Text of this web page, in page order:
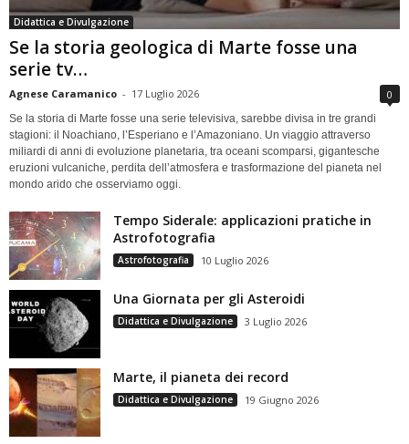
Didattica e Divulgazione
Se la storia geologica di Marte fosse una
serie tv…
Agnese Caramanico - 17 Luglio 2026 0
Se la storia di Marte fosse una serie televisiva, sarebbe divisa in tre grandi
stagioni: il Noachiano, l’Esperiano e l’Amazoniano. Un viaggio attraverso
miliardi di anni di evoluzione planetaria, tra oceani scomparsi, gigantesche
eruzioni vulcaniche, perdita dell’atmosfera e trasformazione del pianeta nel
mondo arido che osserviamo oggi.
Tempo Siderale: applicazioni pratiche in
Astrofotografia
Astrofotografia 10 Luglio 2026
Una Giornata per gli Asteroidi
Didattica e Divulgazione 3 Luglio 2026
Marte, il pianeta dei record
Didattica e Divulgazione 19 Giugno 2026